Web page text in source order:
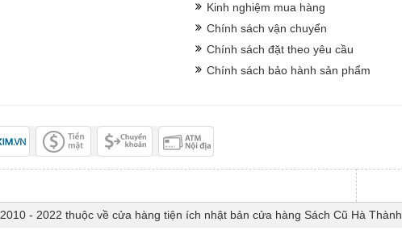
Kinh nghiệm mua hàng
Chính sách vận chuyển
Chính sách đặt theo yêu cầu
Chính sách bảo hành sản phẩm
- 2022 thuộc về cửa hàng tiện ích nhật bản cửa hàng Sách Cũ Hà Thành